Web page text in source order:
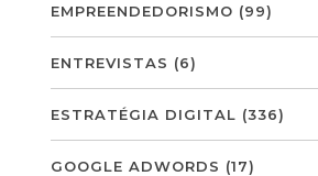
EMPREENDEDORISMO (99)
ENTREVISTAS (6)
ESTRATÉGIA DIGITAL (336)
GOOGLE ADWORDS (17)